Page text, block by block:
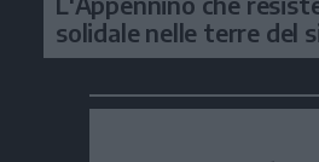
solidale nelle terre del